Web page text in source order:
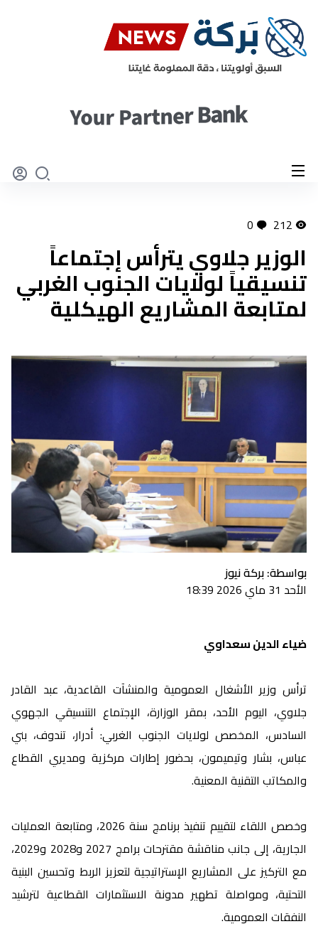
212
0
الوزير جلاوي يترأس إجتماعاً
تنسيقياً لولايات الجنوب الغربي
لمتابعة المشاريع الهيكلية
بواسطة: بركة نيوز
الأحد 31 ماي 2026 18:39
ضياء الدين سعداوي
ترأس وزير الأشغال العمومية والمنشآت القاعدية، عبد القادر
جلاوي، اليوم الأحد، بمقر الوزارة، الإجتماع التنسيقي الجهوي
السادس، المخصص لولايات الجنوب الغربي: أدرار، تندوف، بني
عباس، بشار وتيميمون، بحضور إطارات مركزية ومديري القطاع
والمكاتب التقنية المعنية.
وخصص اللقاء لتقييم تنفيذ برنامج سنة 2026، ومتابعة العمليات
الجارية، إلى جانب مناقشة مقترحات برامج 2027 و2028 و2029،
مع التركيز على المشاريع الإستراتيجية لتعزيز الربط وتحسين البنية
التحتية، ومواصلة تطهير مدونة الاستثمارات القطاعية لترشيد
النفقات العمومية.